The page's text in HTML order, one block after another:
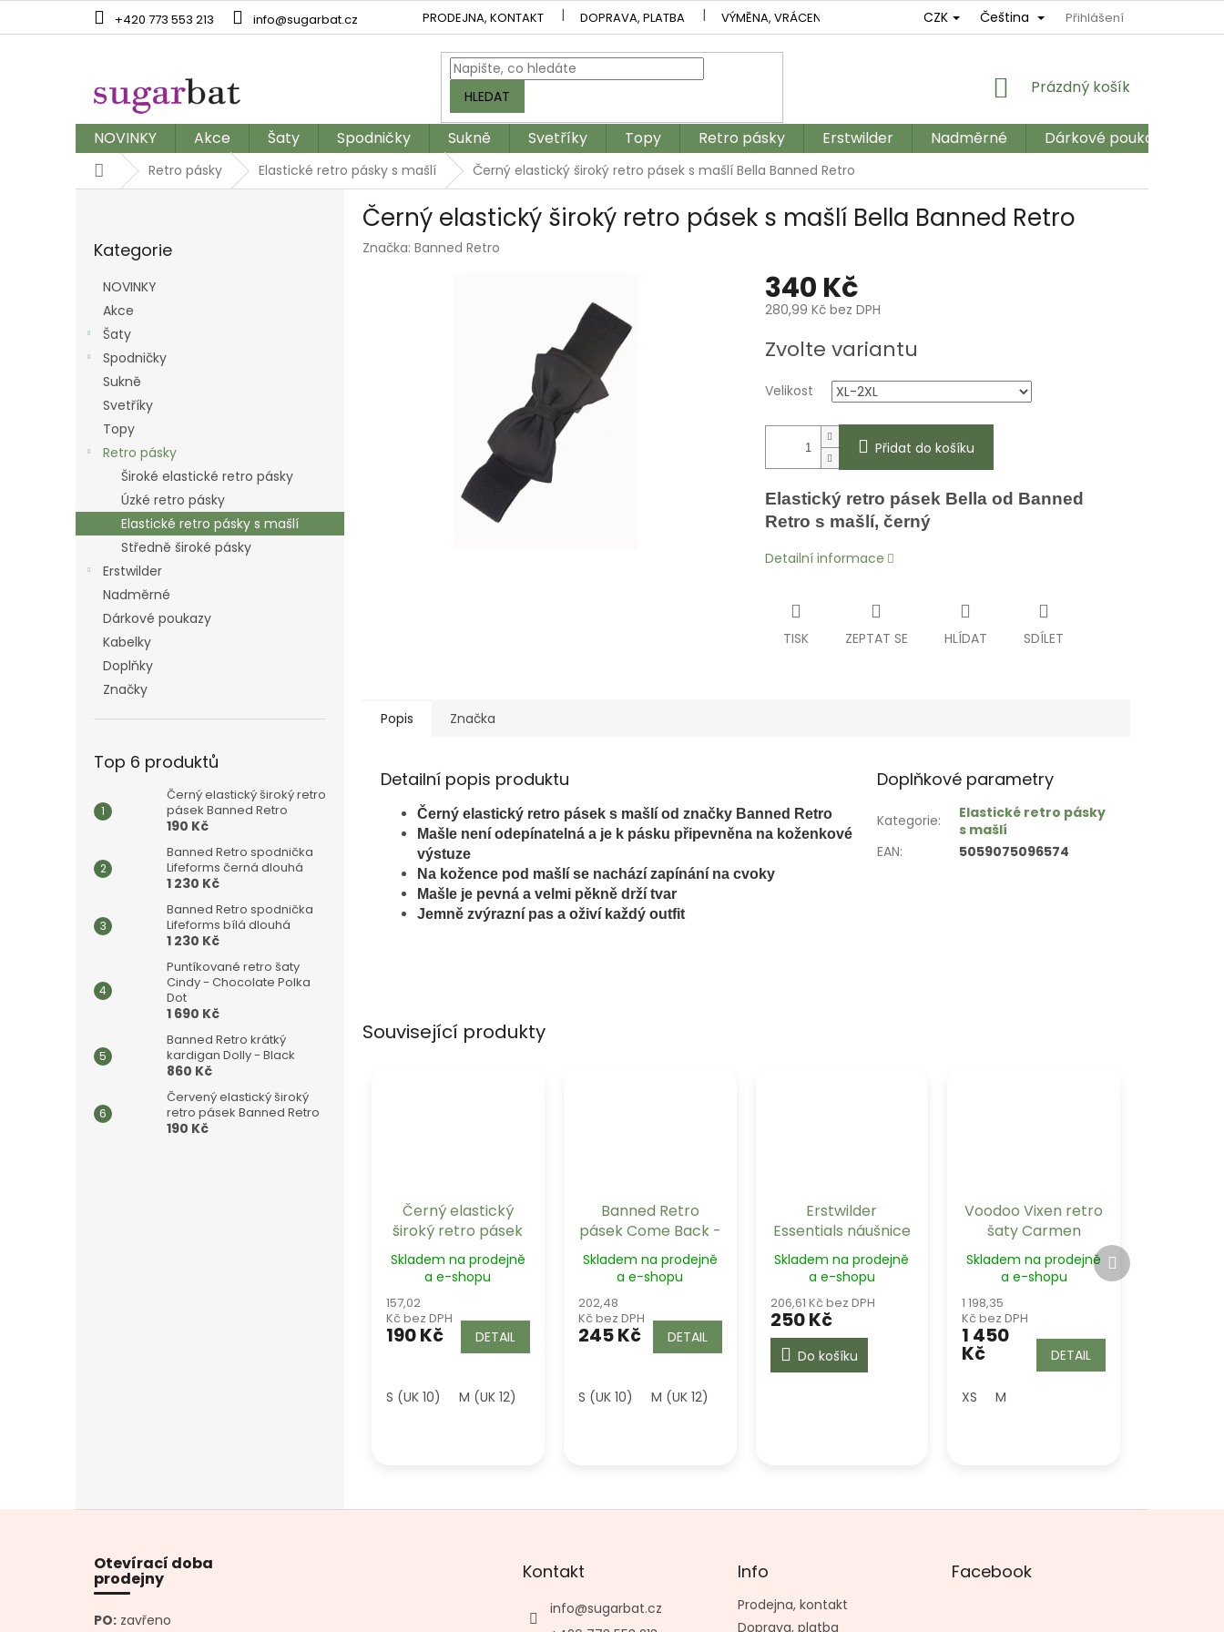
+420 773 553 213 info@sugarbat.cz PRODEJNA, KONTAKT DOPRAVA, PLATBA VÝMĚNA, VRÁCENÍ REKLAMAČNÍ ŘÁD OBCHODNÍ PODMÍNKY
CZK Čeština Přihlášení
HLEDAT
NÁKUPNÍ
Prázdný košík
NOVINKY Akce Šaty Spodničky Sukně Svetříky Topy Retro pásky Erstwilder Nadměrné Dárkové poukazy
DomůRetro pásky Elastické retro pásky s mašlí Černý elastický široký retro pásek s mašlí Bella Banned Retro
kategorie
Kategorie
NOVINKY
Akce
Šaty
Spodničky
Sukně
Svetříky
Topy
Retro pásky
Široké elastické retro pásky
Úzké retro pásky
Elastické retro pásky s mašlí
Středně široké pásky
Erstwilder
Nadměrné
Dárkové poukazy
Kabelky
Doplňky
Značky
Top 6 produktů
Černý elastický široký retro
pásek Banned Retro
190 Kč
Banned Retro spodnička
Lifeforms černá dlouhá
1 230 Kč
Banned Retro spodnička
Lifeforms bílá dlouhá
1 230 Kč
Puntíkované retro šaty
Cindy - Chocolate Polka
Dot
1 690 Kč
Banned Retro krátký
kardigan Dolly - Black
860 Kč
Červený elastický široký
retro pásek Banned Retro
190 Kč
Černý elastický široký retro pásek s mašlí Bella Banned Retro
Značka: Banned Retro
340 Kč
280,99 Kč bez DPH
cena:
Zvolte variantu
Velikost
Přidat do košíku
Elastický retro pásek Bella od Banned
Retro s mašlí, černý
Detailní informace
TISK ZEPTAT SE HLÍDAT SDÍLET
Související produkty
Černý elastický
široký retro pásek
Banned Retro
Skladem na prodejně
a e-shopu
157,02
Kč bez DPH
190 Kč DETAIL
S (UK 10) M (UK 12) L (UK 14) XL-2XL 3XL-4XL
Banned Retro
pásek Come Back -
Skladem na prodejně
a e-shopu
202,48
Kč bez DPH
245 Kč DETAIL
S (UK 10) M (UK 12)
Erstwilder
Essentials náušnice
Flying Witch - Black
Skladem na prodejně
a e-shopu
206,61 Kč bez DPH
250 Kč
Do košíku
Voodoo Vixen retro
šaty Carmen
Skladem na prodejně
a e-shopu
1 198,35
Kč bez DPH
1 450
Kč DETAIL
XS M
Další
produkt
Popis Značka
Detailní popis produktu
Černý e lastický retro pásek s mašlí od značky Banned Retro
Mašle není odepínatelná a je k pásku připevněna na koženkové
výstuze
Na kožence pod mašlí se nachází zapínání na cvoky
Mašle je pevná a velmi pěkně drží tvar
Jemně zvýrazní pas a oživí každý outfit
Doplňkové parametry
Kategorie:
Elastické retro pásky
s mašlí
EAN: 5059075096574
Otevírací doba
prodejny
PO: zavřeno
Kontakt
info@sugarbat.cz
Info
Prodejna, kontakt
Doprava, platba
Facebook